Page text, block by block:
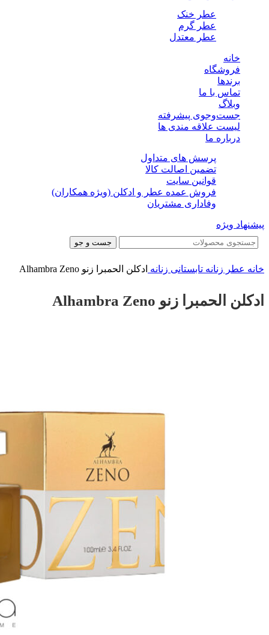
عطر خنک
عطر گرم
عطر معتدل
خانه
فروشگاه
برندها
تماس با ما
وبلاگ
جست‌وجوی پیشرفته
لیست علاقه مندی ها
درباره ما
پرسش های متداول
تضمین اصالت کالا
قوانین سایت
فروش عمده عطر و ادکلن (ویژه همکاران)
وفاداری مشتریان
پیشنهاد ویژه
جست و جو
خانه عطر زنانه تابستانی زنانه ادکلن الحمبرا زنو Alhambra Zeno
ادکلن الحمبرا زنو Alhambra Zeno